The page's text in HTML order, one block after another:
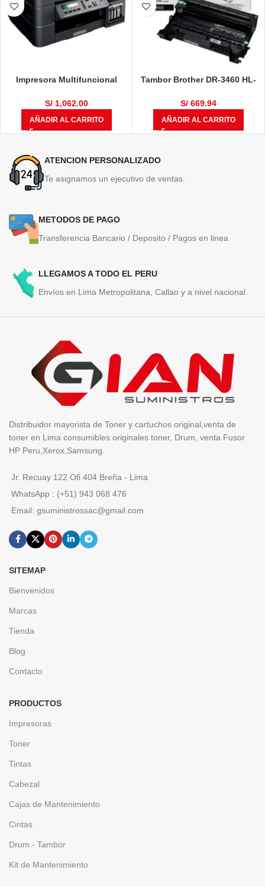
Impresora Multifuncional
S/1,062.00
AÑADIR AL CARRITO
Tambor Brother DR-3460 HL-
L5650DN / MFC-L6700 / MFC-
L6900DW / MFC-L5900DW
50,000 Páginas
S/669.94
AÑADIR AL CARRITO
ATENCION PERSONALIZADO
Te asignamos un ejecutivo de ventas.
METODOS DE PAGO
Transferencia Bancario / Deposito / Pagos en linea
LLEGAMOS A TODO EL PERU
Envíos en Lima Metropolitana, Callao y a nivel nacional.
Distribuidor mayorista de Toner y cartuchos original,venta de
toner en Lima consumibles originales toner, Drum, venta Fusor
HP Peru,Xerox,Samsung.
Jr. Recuay 122 Ofi 404 Breña - Lima
WhatsApp : (+51) 943 068 476
Email: gsuministrossac@gmail.com
SITEMAP
Bienvenidos
Marcas
Tienda
Blog
Contacto
PRODUCTOS
Impresoras
Toner
Tintas
Cabezal
Cajas de Mantenimiento
Cintas
Drum - Tambor
Kit de Mantenimiento